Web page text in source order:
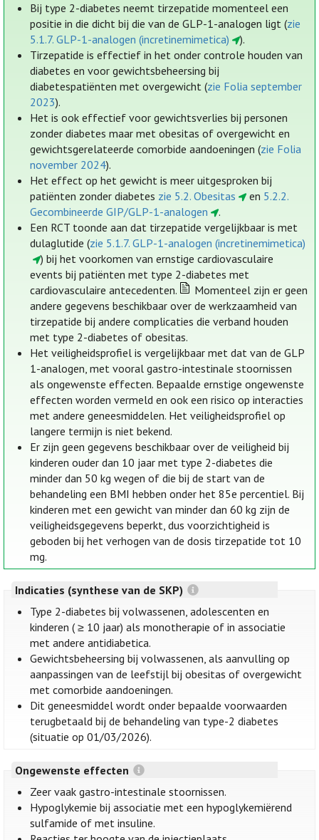
Bij type 2-diabetes neemt tirzepatide momenteel een
positie in die dicht bij die van de GLP-1-analogen ligt (zie
5.1.7. GLP-1-analogen (incretinemimetica)
).
Tirzepatide is effectief in het onder controle houden van
diabetes en voor gewichtsbeheersing bij
diabetespatiënten met overgewicht (zie Folia september
2023).
Het is ook effectief voor gewichtsverlies bij personen
zonder diabetes maar met obesitas of overgewicht en
gewichtsgerelateerde comorbide aandoeningen (zie Folia
november 2024).
Het effect op het gewicht is meer uitgesproken bij
patiënten zonder diabetes zie 5.2. Obesitas en 5.2.2.
Gecombineerde GIP/GLP-1-analogen
.
Een RCT toonde aan dat tirzepatide vergelijkbaar is met
dulaglutide (zie 5.1.7. GLP-1-analogen (incretinemimetica)
) bij het voorkomen van ernstige cardiovasculaire
events bij patiënten met type 2-diabetes met
cardiovasculaire antecedenten.
Momenteel zijn er geen
andere gegevens beschikbaar over de werkzaamheid van
tirzepatide bij andere complicaties die verband houden
met type 2-diabetes of obesitas.
Het veiligheidsprofiel is vergelijkbaar met dat van de GLP
1-analogen, met vooral gastro-intestinale stoornissen
als ongewenste effecten. Bepaalde ernstige ongewenste
effecten worden vermeld en ook een risico op interacties
met andere geneesmiddelen. Het veiligheidsprofiel op
langere termijn is niet bekend.
Er zijn geen gegevens beschikbaar over de veiligheid bij
kinderen ouder dan 10 jaar met type 2-diabetes die
minder dan 50 kg wegen of die bij de start van de
behandeling een BMI hebben onder het 85e percentiel. Bij
kinderen met een gewicht van minder dan 60 kg zijn de
veiligheidsgegevens beperkt, dus voorzichtigheid is
geboden bij het verhogen van de dosis tirzepatide tot 10
mg.
Indicaties (synthese van de SKP)
Type 2-diabetes bij volwassenen, adolescenten en
kinderen ( ≥ 10 jaar) als monotherapie of in associatie
met andere antidiabetica.
Gewichtsbeheersing bij volwassenen, als aanvulling op
aanpassingen van de leefstijl bij obesitas of overgewicht
met comorbide aandoeningen.
Dit geneesmiddel wordt onder bepaalde voorwaarden
terugbetaald bij de behandeling van type-2 diabetes
(situatie op 01/03/2026).
Ongewenste effecten
Zeer vaak gastro-intestinale stoornissen.
Hypoglykemie bij associatie met een hypoglykemiërend
sulfamide of met insuline.